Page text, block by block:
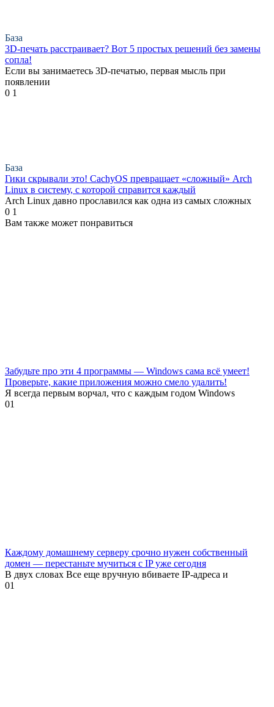
База
3D-печать расстраивает? Вот 5 простых решений без замены
сопла!
Если вы занимаетесь 3D-печатью, первая мысль при
появлении
0 1
База
Гики скрывали это! CachyOS превращает «сложный» Arch
Linux в систему, с которой справится каждый
Arch Linux давно прославился как одна из самых сложных
0 1
Вам также может понравиться
Забудьте про эти 4 программы — Windows сама всё умеет!
Проверьте, какие приложения можно смело удалить!
Я всегда первым ворчал, что с каждым годом Windows
01
Каждому домашнему серверу срочно нужен собственный
домен — перестаньте мучиться с IP уже сегодня
В двух словах Все еще вручную вбиваете IP-адреса и
01